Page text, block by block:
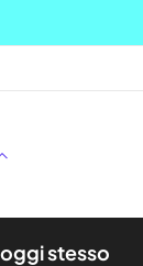
stesso